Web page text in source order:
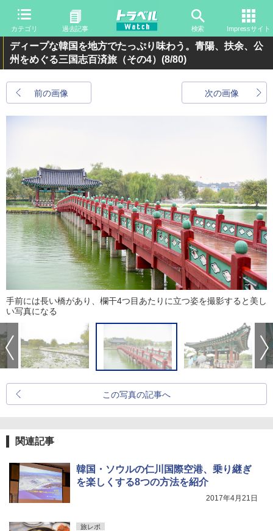
カテゴリ 過去記事 検索 Impressサイト
ディープな韓国を地方でたっぷり味わう。青陽、扶余、公
州をめぐる三国志百済旅（その4） (8/80)
前の画像 次の画像
手前には長い橋があり、欄干4つ目あたりに立つ姿を撮影すると美し
い写真になる
この写真の記事へ
関連記事
韓国・ソウルの仁川国際空港、乗り継ぎ
を楽しくする8つの方法を紹介
2017年4月21日
旅レポ